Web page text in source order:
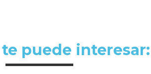
puede interesar: